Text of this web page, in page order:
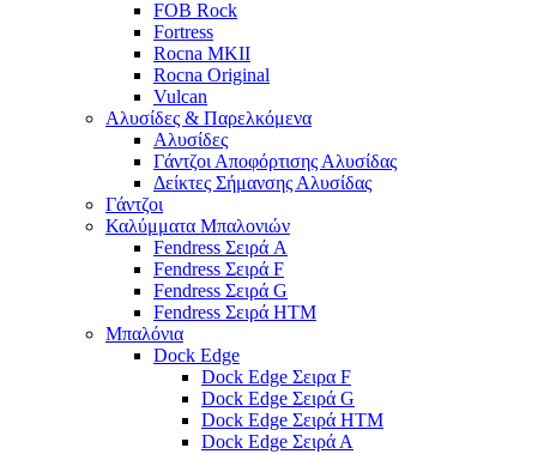
FOB Rock
Fortress
Rocna MKII
Rocna Original
Vulcan
Αλυσίδες & Παρελκόμενα
Αλυσίδες
Γάντζοι Αποφόρτισης Αλυσίδας
Δείκτες Σήμανσης Αλυσίδας
Γάντζοι
Καλύμματα Μπαλονιών
Fendress Σειρά A
Fendress Σειρά F
Fendress Σειρά G
Fendress Σειρά HTM
Μπαλόνια
Dock Edge
Dock Edge Σειρα F
Dock Edge Σειρά G
Dock Edge Σειρά HTM
Dock Edge Σειρά Α